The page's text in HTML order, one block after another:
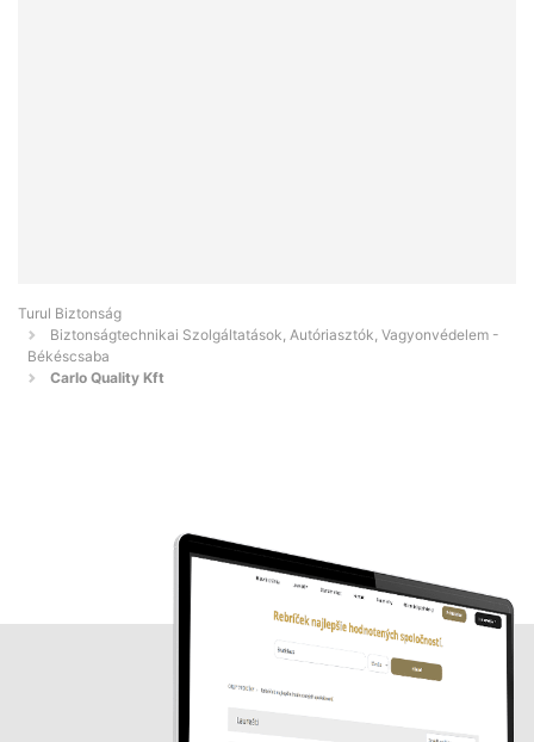
Turul Biztonság
Biztonságtechnikai Szolgáltatások, Autóriasztók, Vagyonvédelem -
Békéscsaba
Carlo Quality Kft